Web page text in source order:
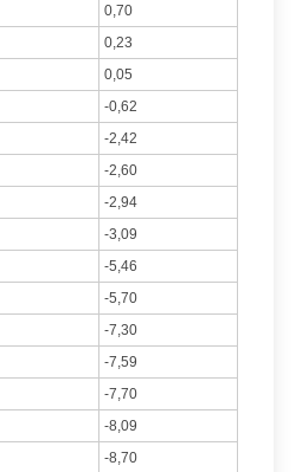
0,70
0,23
0,05
-0,62
-2,42
-2,60
-2,94
-3,09
-5,46
-5,70
-7,30
-7,59
-7,70
-8,09
-8,70